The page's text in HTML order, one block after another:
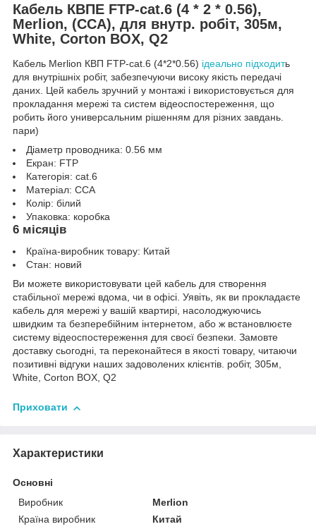
Кабель КВПЕ FTP-cat.6 (4 * 2 * 0.56),
Merlion, (CCA), для внутр. робіт, 305м,
White, Corton BOX, Q2
Кабель Merlion КВП FTP-cat.6 (4*2*0.56) ідеально підходить
для внутрішніх робіт, забезпечуючи високу якість передачі
даних. Цей кабель зручний у монтажі і використовується для
прокладання мережі та систем відеоспостереження, що
робить його универсальним рішенням для різних завдань.
пари)
Діаметр проводника: 0.56 мм
Екран: FTP
Категорія: cat.6
Матеріал: CCA
Колір: білий
Упаковка: коробка
6 місяців
Країна-виробник товару: Китай
Стан: новий
Ви можете використовувати цей кабель для створення
стабільної мережі вдома, чи в офісі. Уявіть, як ви прокладаєте
кабель для мережі у вашій квартирі, насолоджуючись
швидким та безперебійним інтернетом, або ж встановлюєте
систему відеоспостереження для своєї безпеки. Замовте
доставку сьогодні, та переконайтеся в якості товару, читаючи
позитивні відгуки наших задоволених клієнтів. робіт, 305м,
White, Corton BOX, Q2
Приховати
Характеристики
Основні
Виробник
Merlion
Країна виробник
Китай